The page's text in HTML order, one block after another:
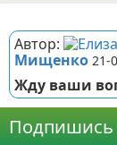
Автор:
Мищенко 21-
Жду ваши
Подпишись